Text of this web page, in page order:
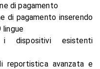
di pagamento
di pagamento inserendo
lingue
dispositivi esistenti
reportistica avanzata e